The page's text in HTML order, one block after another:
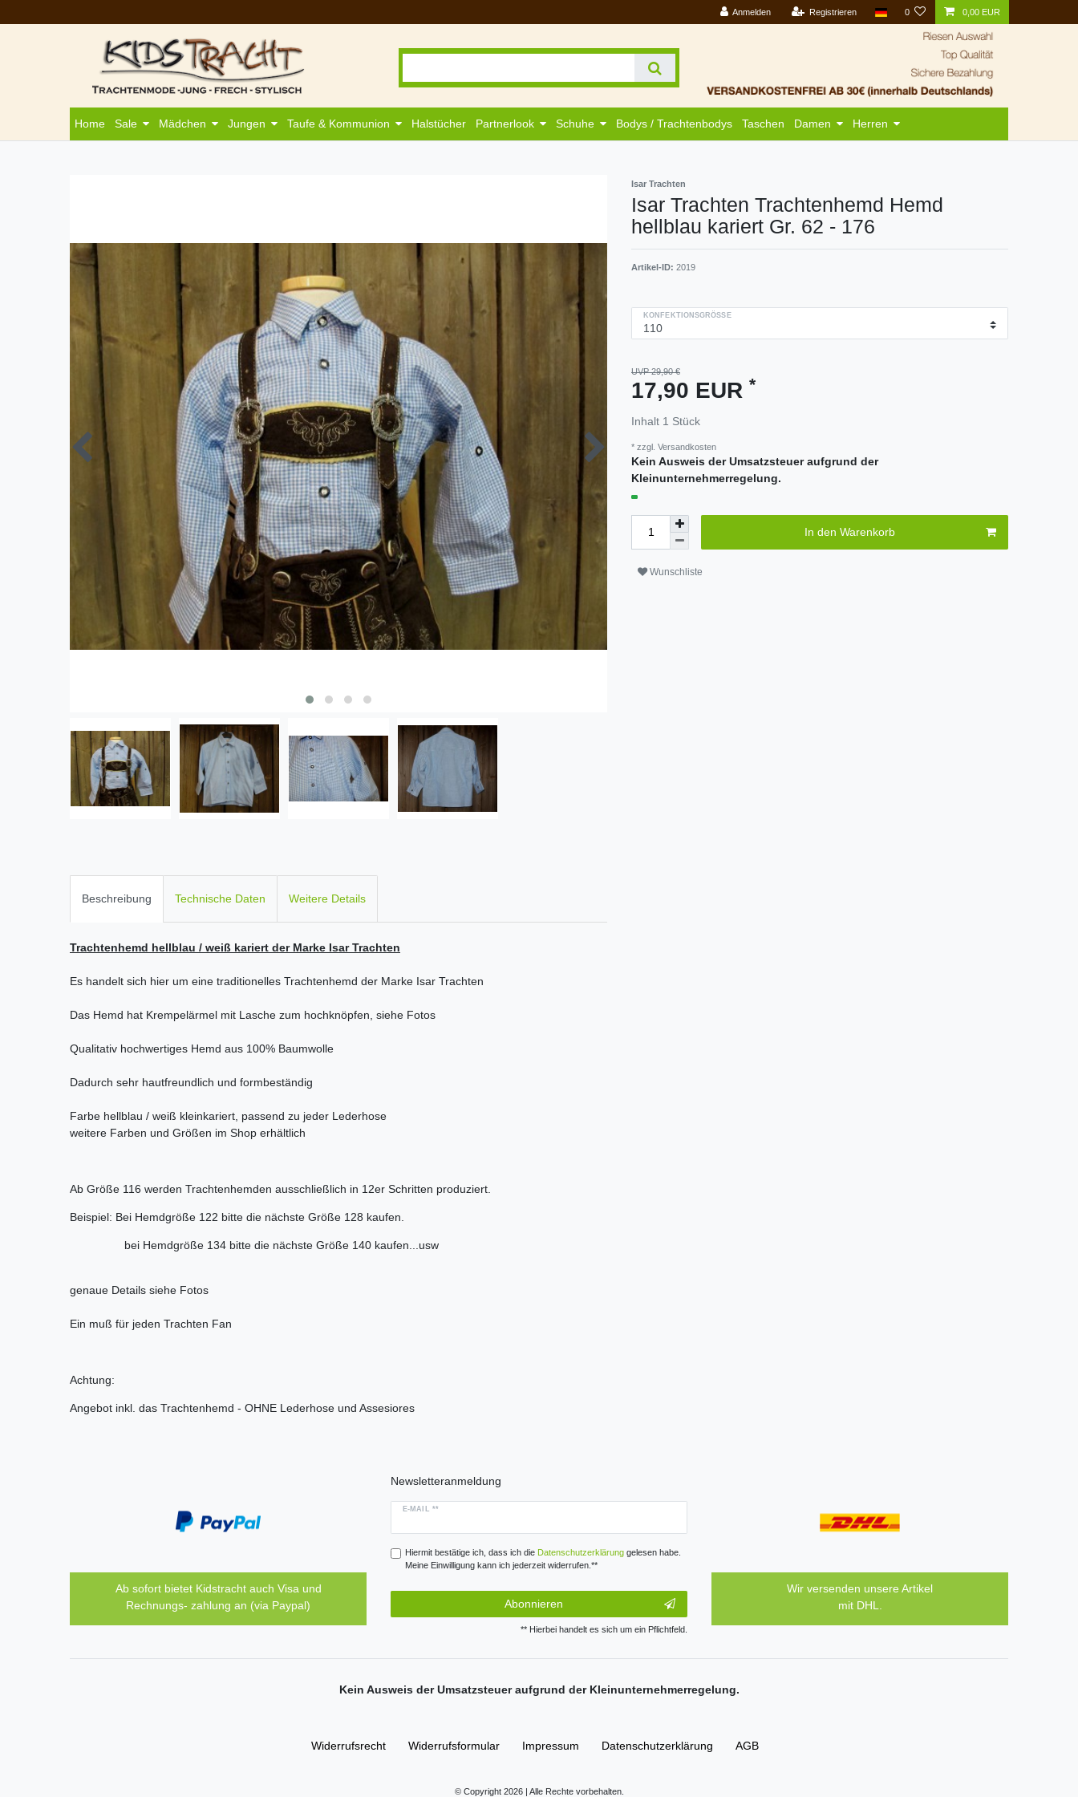
Anmelden Registrieren 0 0,00 EUR
Home Sale Mädchen Jungen Taufe & Kommunion Halstücher Partnerlook Schuhe Bodys / Trachtenbodys Taschen Damen Herren
Isar Trachten
Isar Trachten Trachtenhemd Hemd
hellblau kariert Gr. 62 - 176
Artikel-ID: 2019
KONFEKTIONSGRÖSSE
UVP 29,90 €
17,90 EUR *
Inhalt 1 Stück
* zzgl. Versandkosten
Kein Ausweis der Umsatzsteuer aufgrund der
Kleinunternehmerregelung.
In den Warenkorb
Wunschliste
Beschreibung Technische Daten Weitere Details
Trachtenhemd hellblau / weiß kariert der Marke Isar Trachten
Es handelt sich hier um eine traditionelles Trachtenhemd der Marke Isar Trachten
Das Hemd hat Krempelärmel mit Lasche zum hochknöpfen, siehe Fotos
Qualitativ hochwertiges Hemd aus 100% Baumwolle
Dadurch sehr hautfreundlich und formbeständig
Farbe hellblau / weiß kleinkariert, passend zu jeder Lederhose
weitere Farben und Größen im Shop erhältlich
Ab Größe 116 werden Trachtenhemden ausschließlich in 12er Schritten produziert.
Beispiel: Bei Hemdgröße 122 bitte die nächste Größe 128 kaufen.
bei Hemdgröße 134 bitte die nächste Größe 140 kaufen...usw
genaue Details siehe Fotos
Ein muß für jeden Trachten Fan
Achtung:
Angebot inkl. das Trachtenhemd - OHNE Lederhose und Assesiores
Ab sofort bietet Kidstracht auch Visa und
Rechnungs- zahlung an (via Paypal)
Newsletteranmeldung
E-MAIL **
Hiermit bestätige ich, dass ich die Daten­schutz­erklärunggelesen habe.
Meine Einwilligung kann ich jederzeit widerrufen.**
Abonnieren
** Hierbei handelt es sich um ein Pflichtfeld.
Wir versenden unsere Artikel
mit DHL.
Kein Ausweis der Umsatzsteuer aufgrund der Kleinunternehmerregelung.
Widerrufs­recht Widerrufs­formular Impressum Daten­schutz­erklärung AGB
© Copyright 2026 | Alle Rechte vorbehalten.